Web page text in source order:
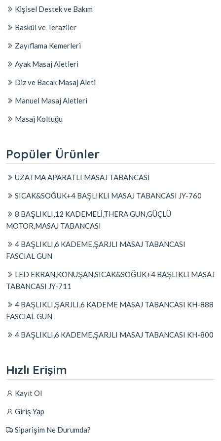
Kişisel Destek ve Bakım
Baskül ve Teraziler
Zayıflama Kemerleri
Ayak Masaj Aletleri
Diz ve Bacak Masaj Aleti
Manuel Masaj Aletleri
Masaj Koltuğu
Popüler Ürünler
UZATMA APARATLI MASAJ TABANCASI
SICAK&SOĞUK+4 BAŞLIKLI MASAJ TABANCASI JY-760
8 BAŞLIKLI,12 KADEMELİ,THERA GUN,GÜÇLÜ
MOTOR,MASAJ TABANCASI
4 BAŞLIKLI,6 KADEME,ŞARJLI MASAJ TABANCASI
FASCIAL GUN
LED EKRAN,KONUŞAN,SICAK&SOĞUK+4 BAŞLIKLI MASAJ
TABANCASI JY-711
4 BAŞLIKLI,ŞARJLI,6 KADEME MASAJ TABANCASI KH-888
FASCIAL GUN
4 BAŞLIKLI,6 KADEME,ŞARJLI MASAJ TABANCASI KH-800
Hızlı Erişim
Kayıt Ol
Giriş Yap
Siparişim Ne Durumda?